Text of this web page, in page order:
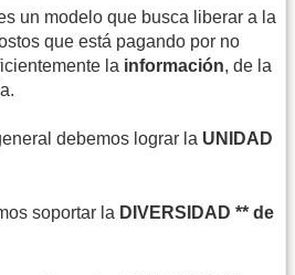
un modelo que busca liberar a la
que está pagando por no
la información, de la
debemos lograr la UNIDAD
soportar la DIVERSIDAD ** de